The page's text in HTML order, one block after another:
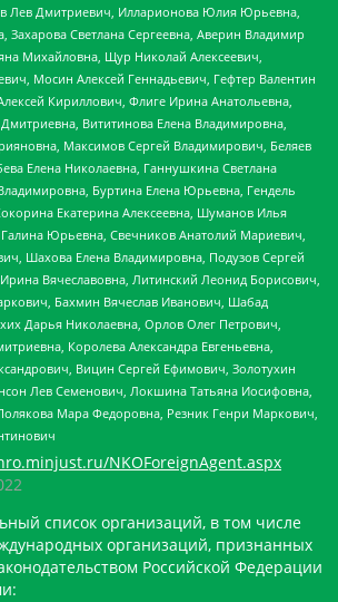
Лев Дмитриевич, Илларионова Юлия Юрьевна,
Захарова Светлана Сергеевна, Аверин Владимир
Михайловна, Щур Николай Алексеевич,
Мосин Алексей Геннадьевич, Гефтер Валентин
Кириллович, Флиге Ирина Анатольевна,
Вититинова Елена Владимировна,
Максимов Сергей Владимирович, Беляев
Елена Николаевна, Ганнушкина Светлана
Буртина Елена Юрьевна, Гендель
Екатерина Алексеевна, Шуманов Илья
Юрьевна, Свечников Анатолий Мариевич,
Шахова Елена Владимировна, Подузов Сергей
Вячеславовна, Литинский Леонид Борисович,
Бахмин Вячеслав Иванович, Шабад
Дарья Николаевна, Орлов Олег Петрович,
Королева Александра Евгеньевна,
Вицин Сергей Ефимович, Золотухин
Лев Семенович, Локшина Татьяна Иосифовна,
Мара Федоровна, Резник Генри Маркович,
NKOForeignAgent.aspx
список организаций, в том числе
организаций, признанных
Российской Федерации